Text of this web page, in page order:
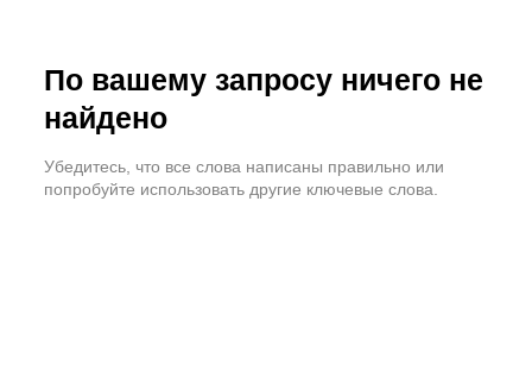
По вашему запросу ничего не
найдено
Убедитесь, что все слова написаны правильно или
попробуйте использовать другие ключевые слова.